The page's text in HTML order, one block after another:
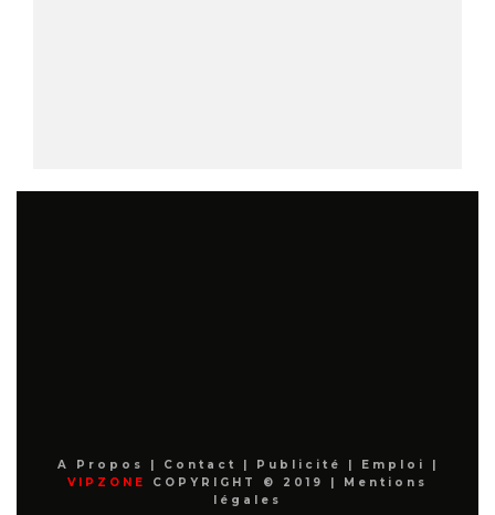
A Propos | Contact | Publicité | Emploi
|
VIPZONE
COPYRIGHT © 2019 |
Mentions
légales